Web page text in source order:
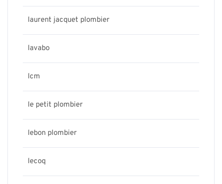
laurent jacquet plombier
lavabo
lcm
le petit plombier
lebon plombier
lecoq